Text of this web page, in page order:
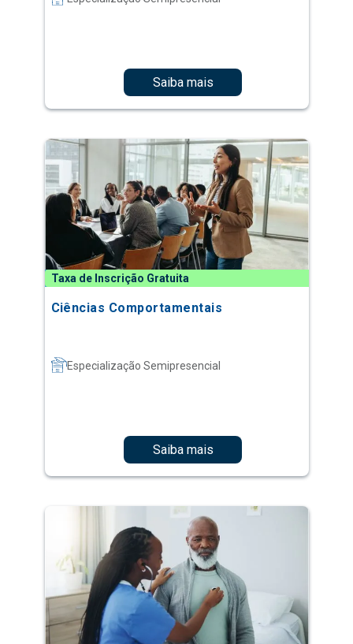
Saiba mais
Taxa de Inscrição Gratuita
Ciências Comportamentais
Especialização Semipresencial
Saiba mais